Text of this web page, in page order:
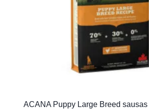
ACANA Puppy Large Breed